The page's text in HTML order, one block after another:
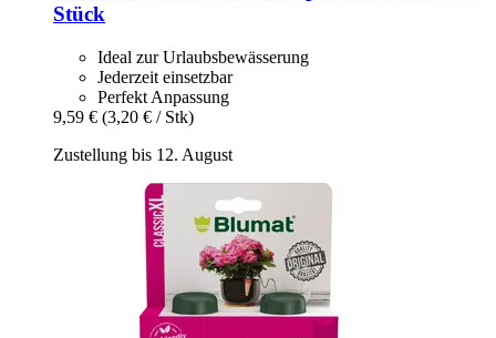
Stück
Ideal zur Urlaubsbewässerung
Jederzeit einsetzbar
Perfekt Anpassung
9,59 € (3,20 € / Stk)
Zustellung bis 12. August